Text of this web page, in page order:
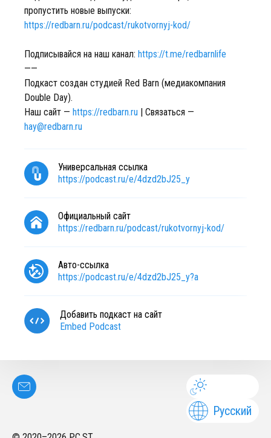
пропустить новые выпуски:
https://redbarn.ru/podcast/rukotvornyj-kod/
Подписывайся на наш канал: https://t.me/redbarnlife
——
Подкаст создан студией Red Barn (медиакомпания
Double Day).
Наш сайт — https://redbarn.ru | Связаться —
hay@redbarn.ru
Универсальная ссылка
https://podcast.ru/e/4dzd2bJ25_y
Официальный сайт
https://redbarn.ru/podcast/rukotvornyj-kod/
Авто-ссылка
https://podcast.ru/e/4dzd2bJ25_y?a
Добавить подкаст на сайт
Embed Podcast
Русский